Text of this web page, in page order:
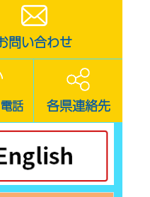
問い合わせ
話 各県連絡先